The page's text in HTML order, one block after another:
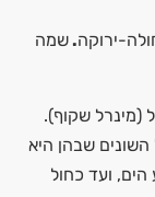
ירוקה.שמה
(מינרל שקוף).
השונים שבהן היא
ועד כחול